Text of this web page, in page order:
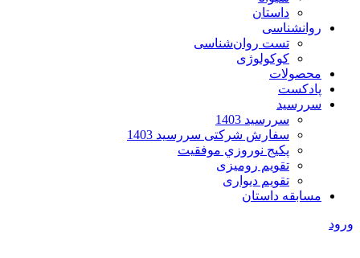
داستان
روانشناسی
تست روان‌شناسی
کوکولوژی
محصولات
پادکست
سررسید
سررسید 1403
سفارش شرکتی سررسید 1403
پکيج نوروزي موفقيت
تقویم رومیزی
تقویم دیواری
مسابقه داستان
ورود